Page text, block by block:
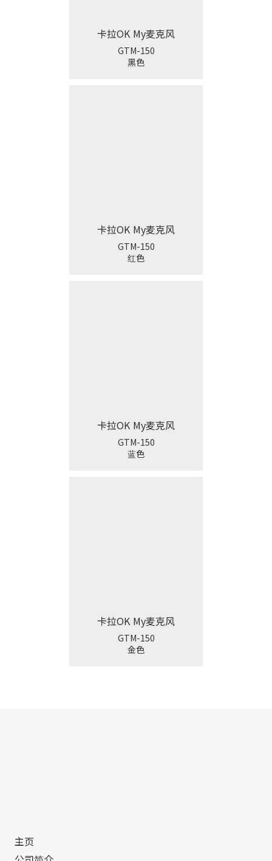
卡拉OK My麦克风
GTM-150
黑色
卡拉OK My麦克风
GTM-150
红色
卡拉OK My麦克风
GTM-150
蓝色
卡拉OK My麦克风
GTM-150
金色
主页